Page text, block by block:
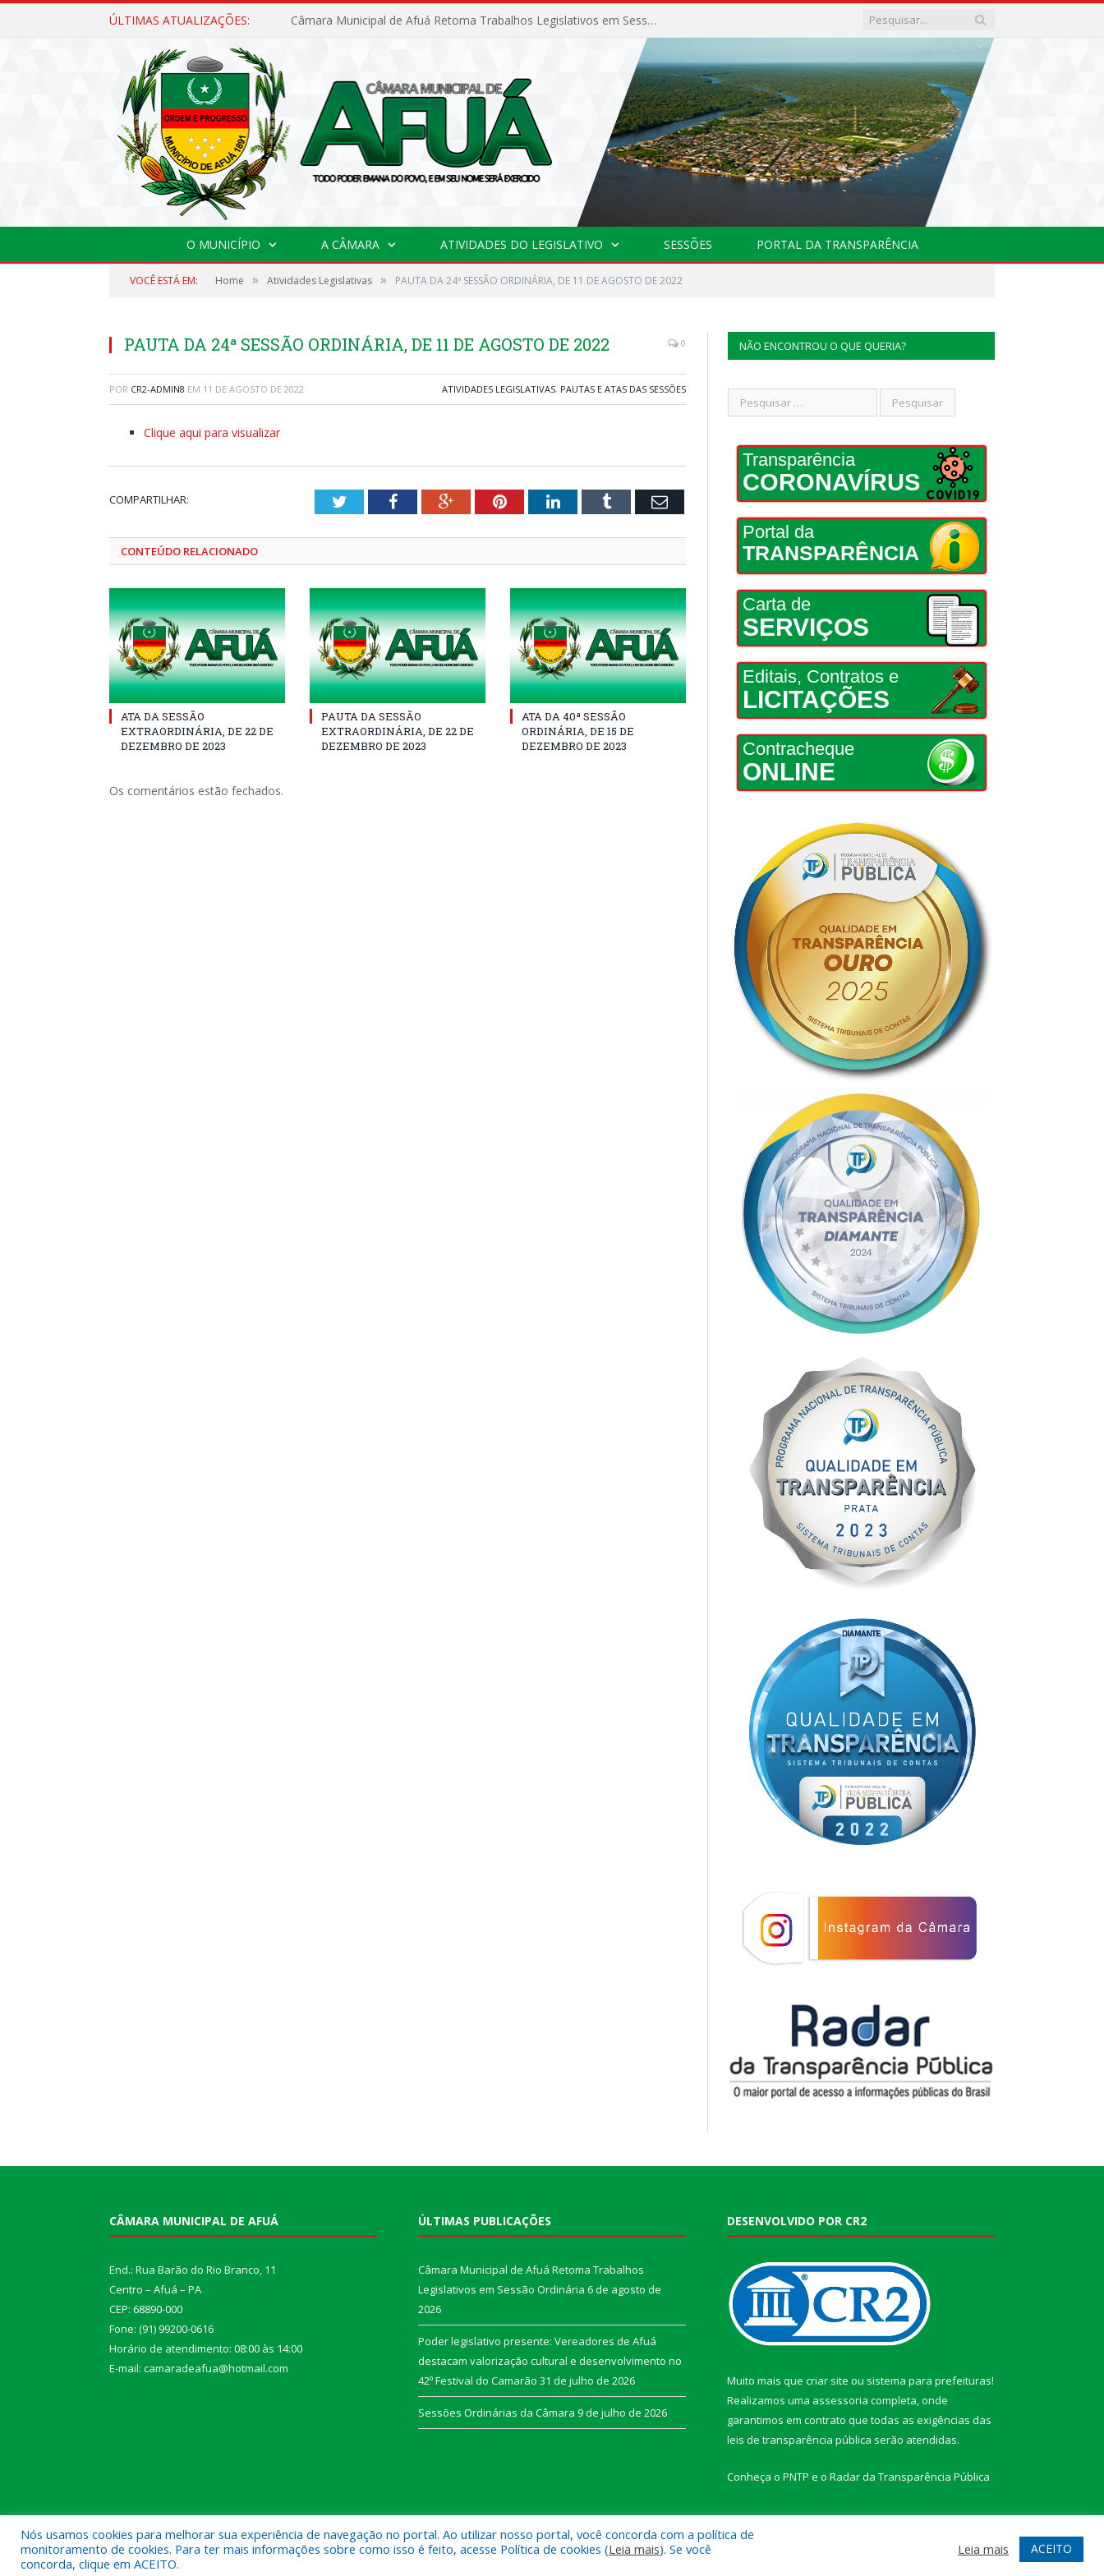
ÚLTIMAS ATUALIZAÇÕES: Câmara Municipal de Afuá Retoma Trabalhos Legislativos em Sessão Ordinária
O MUNICÍPIO A CÂMARA ATIVIDADES DO LEGISLATIVO SESSÕES PORTAL DA TRANSPARÊNCIA
VOCÊ ESTÁ EM: Home » Atividades Legislativas » PAUTA DA 24ª SESSÃO ORDINÁRIA, DE 11 DE AGOSTO DE 2022
PAUTA DA 24ª SESSÃO ORDINÁRIA, DE 11 DE AGOSTO DE 2022 0
POR CR2-ADMIN8 EM 11 DE AGOSTO DE 2022 ATIVIDADES LEGISLATIVAS, PAUTAS E ATAS DAS SESSÕES
Clique aqui para visualizar
COMPARTILHAR: TwitterFacebookGoogle+PinterestLinkedInTumblr Email
CONTEÚDO RELACIONADO
ATA DA SESSÃO
EXTRAORDINÁRIA, DE 22 DE
DEZEMBRO DE 2023
PAUTA DA SESSÃO
EXTRAORDINÁRIA, DE 22 DE
DEZEMBRO DE 2023
ATA DA 40ª SESSÃO
ORDINÁRIA, DE 15 DE
DEZEMBRO DE 2023
Os comentários estão fechados.
NÃO ENCONTROU O QUE QUERIA?
Transparência
CORONAVÍRUS
Portal da
TRANSPARÊNCIA
Carta de
SERVIÇOS
Editais, Contratos e
LICITAÇÕES
Contracheque
ONLINE
CÂMARA MUNICIPAL DE AFUÁ
End.: Rua Barão do Rio Branco, 11
Centro – Afuá – PA
CEP: 68890-000
Fone: (91) 99200-0616
Horário de atendimento: 08:00 às 14:00
E-mail: camaradeafua@hotmail.com
ÚLTIMAS PUBLICAÇÕES
Câmara Municipal de Afuá Retoma Trabalhos
Legislativos em Sessão Ordinária 6 de agosto de
2026
Poder legislativo presente: Vereadores de Afuá
destacam valorização cultural e desenvolvimento no
42º Festival do Camarão 31 de julho de 2026
Sessões Ordinárias da Câmara 9 de julho de 2026
DESENVOLVIDO POR CR2
Muito mais que criar site ou sistema para prefeituras!
Realizamos uma assessoria completa, onde
garantimos em contrato que todas as exigências das
leis de transparência pública serão atendidas.
Conheça o PNTP e o Radar da Transparência Pública
Todos os direitos reservados a Câmara Municipal de Afuá.
Nós usamos cookies para melhorar sua experiência de navegação no portal. Ao utilizar nosso portal, você concorda com a política de
monitoramento de cookies. Para ter mais informações sobre como isso é feito, acesse Política de cookies (Leia mais). Se você
concorda, clique em ACEITO.
Leia mais ACEITO